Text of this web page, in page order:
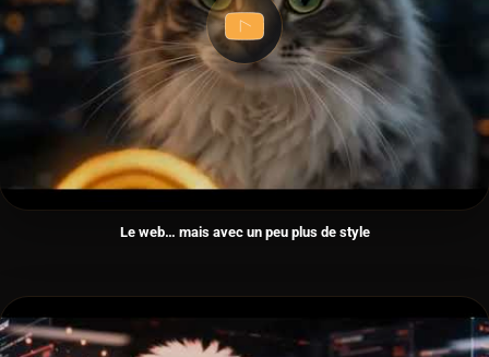
Le web… mais avec un peu plus de style